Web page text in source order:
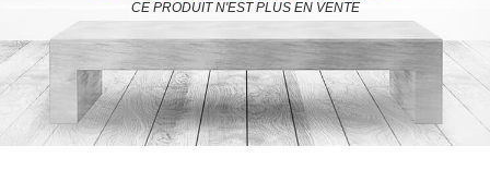
CE PRODUIT N'EST PLUS EN VENTE